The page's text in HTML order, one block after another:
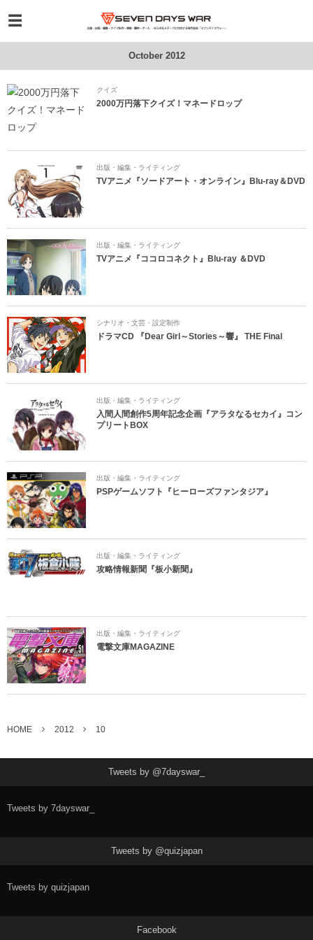
October 2012
クイズ
2000万円落下クイズ！マネードロップ
出版・編集・ライティング
TVアニメ『ソードアート・オンライン』Blu-ray＆DVD
出版・編集・ライティング
TVアニメ『ココロコネクト』Blu-ray ＆DVD
シナリオ・文芸・設定制作
ドラマCD 『Dear Girl～Stories～響』 THE Final
出版・編集・ライティング
入間人間創作5周年記念企画『アラタなるセカイ』コン
プリートBOX
出版・編集・ライティング
PSPゲームソフト『ヒーローズファンタジア』
出版・編集・ライティング
攻略情報新聞『板小新聞』
出版・編集・ライティング
電撃文庫MAGAZINE
HOME 2012 10
Tweets by @7dayswar_
Tweets by 7dayswar_
Tweets by @quizjapan
Tweets by quizjapan
Facebook